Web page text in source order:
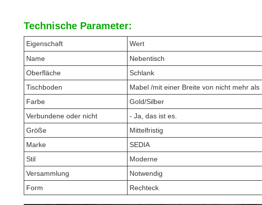
Technische Parameter:
Eigenschaft
Wert
Name
Nebentisch
Oberfläche
Schlank
Tischboden
Mabel /mit einer Breite von nicht mehr als
Farbe
Gold/Silber
Verbundene oder nicht
- Ja, das ist es.
Größe
Mittelfristig
Marke
SEDIA
Stil
Moderne
Versammlung
Notwendig
Form
Rechteck